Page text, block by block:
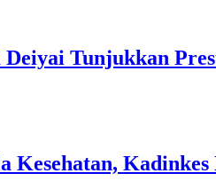
Tunjukkan
Kesehatan,